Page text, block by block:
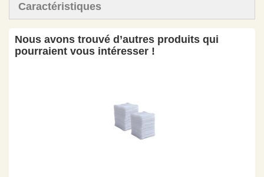
Caractéristiques
Nous avons trouvé d’autres produits qui
pourraient vous intéresser !